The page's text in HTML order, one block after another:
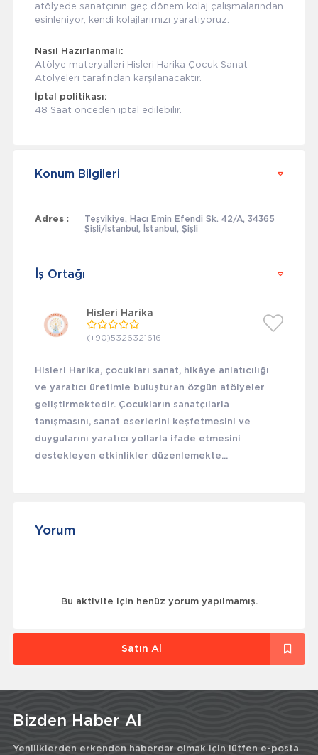
atölyede sanatçının geç dönem kolaj çalışmalarından
esinleniyor, kendi kolajlarımızı yaratıyoruz.
Nasıl Hazırlanmalı:
Atölye materyalleri Hisleri Harika Çocuk Sanat
Atölyeleri tarafından karşılanacaktır.
İptal politikası:
48 Saat önceden iptal edilebilir.
Konum Bilgileri
Adres :
Teşvikiye, Hacı Emin Efendi Sk. 42/A, 34365
Şişli/İstanbul, İstanbul, Şişli
İş Ortağı
Hisleri Harika
(+90)5326321616
Hisleri Harika, çocukları sanat, hikâye anlatıcılığı
ve yaratıcı üretimle buluşturan özgün atölyeler
geliştirmektedir. Çocukların sanatçılarla
tanışmasını, sanat eserlerini keşfetmesini ve
duygularını yaratıcı yollarla ifade etmesini
destekleyen etkinlikler düzenlemekte...
Yorum
Bu aktivite için henüz yorum yapılmamış.
Satın Al
Bizden Haber Al
Yeniliklerden erkenden haberdar olmak için lütfen e-posta